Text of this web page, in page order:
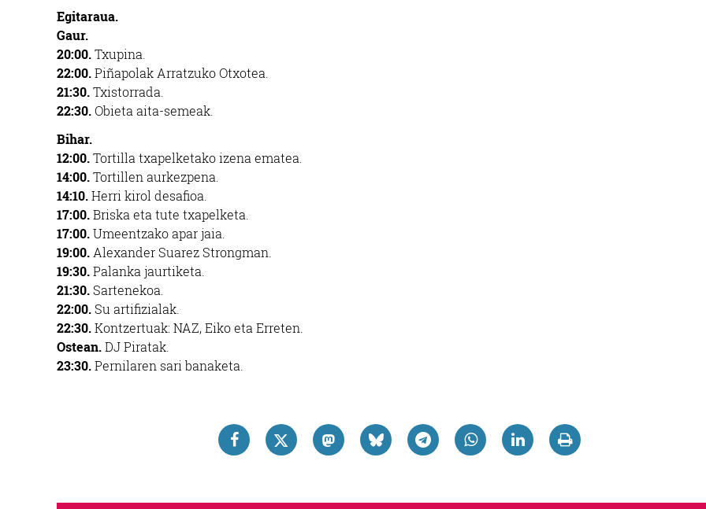
Egitaraua.
Gaur.
20:00.Txupina.
22:00.Piñapolak Arratzuko Otxotea.
21:30.Txistorrada.
22:30.Obieta aita-semeak.
Bihar.
12:00.Tortilla txapelketako izena ematea.
14:00.Tortillen aurkezpena.
14:10.Herri kirol desafioa.
17:00.Briska eta tute txapelketa.
17:00.Umeentzako apar jaia.
19:00. Alexander Suarez Strongman.
19:30.Palanka jaurtiketa.
21:30.Sartenekoa.
22:00.Su artifizialak.
22:30.Kontzertuak: NAZ, Eiko eta Erreten.
Ostean.DJ Piratak.
23:30.Pernilaren sari banaketa.